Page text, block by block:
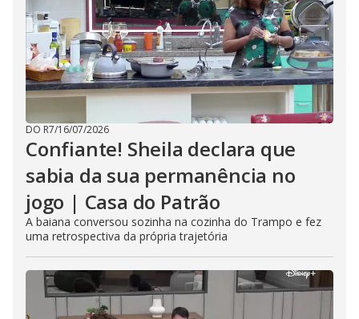
DO R7/16/07/2026
Confiante! Sheila declara que
sabia da sua permanência no
jogo | Casa do Patrão
A baiana conversou sozinha na cozinha do Trampo e fez
uma retrospectiva da própria trajetória